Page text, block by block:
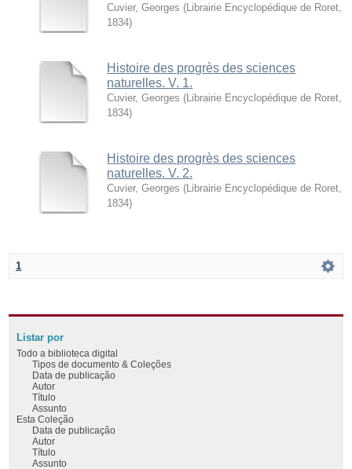
Cuvier, Georges ( Librairie Encyclopédique de Roret
1834)
Histoire des progrès des sciences
naturelles. V. 1.
Cuvier, Georges ( Librairie Encyclopédique de Roret
1834)
Histoire des progrès des sciences
naturelles. V. 2.
Cuvier, Georges ( Librairie Encyclopédique de Roret
1834)
1
Listar por
Todo a biblioteca digital
Tipos de documento & Coleções
Data de publicação
Autor
Título
Assunto
Esta Coleção
Data de publicação
Autor
Título
Assunto